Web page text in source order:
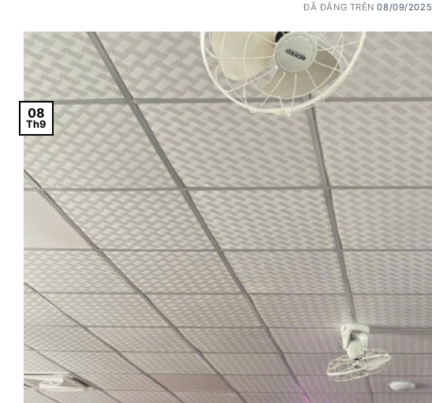
ĐÃ ĐĂNG TRÊN08/09/2025
08
Th9